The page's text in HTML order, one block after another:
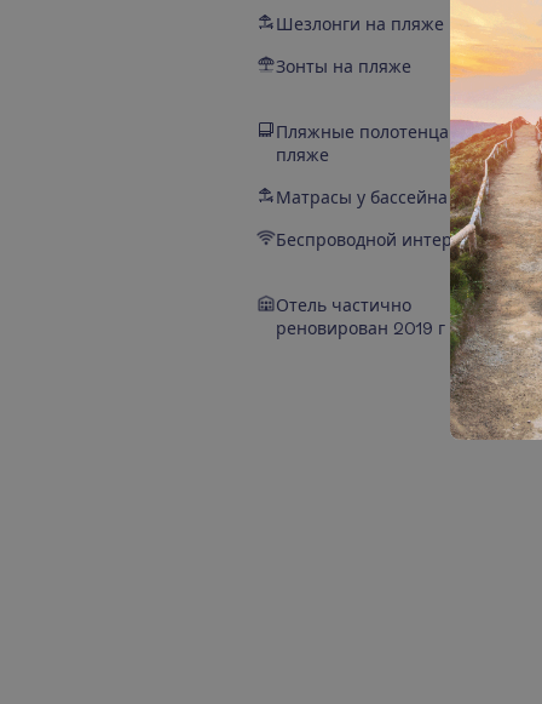
Шезлонги на пляже
Зонты на пляже
Пляжные полотенца на
пляже
Матрасы у бассейна
Беспроводной интернет
Отель частично
реновирован 2019 г